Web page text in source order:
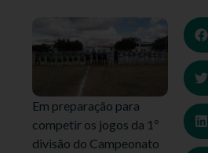
Em preparação para
competir os jogos da 1º
divisão do Campeonato